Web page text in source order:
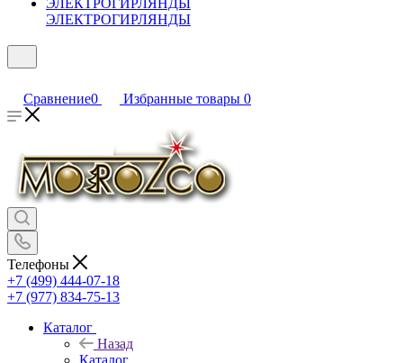
ЭЛЕКТРОГИРЛЯНДЫ
Сравнение0 Избранные товары 0
Телефоны
+7 (499) 444-07-18
+7 (977) 834-75-13
Каталог
Назад
Каталог